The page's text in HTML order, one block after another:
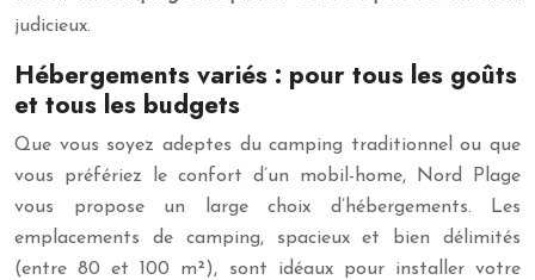
judicieux.
Hébergements variés : pour tous les goûts
et tous les budgets
Que vous soyez adeptes du camping traditionnel ou que
vous préfériez le confort d’un mobil-home, Nord Plage
vous propose un large choix d’hébergements. Les
emplacements de camping, spacieux et bien délimités
(entre 80 et 100 m²), sont idéaux pour installer votre